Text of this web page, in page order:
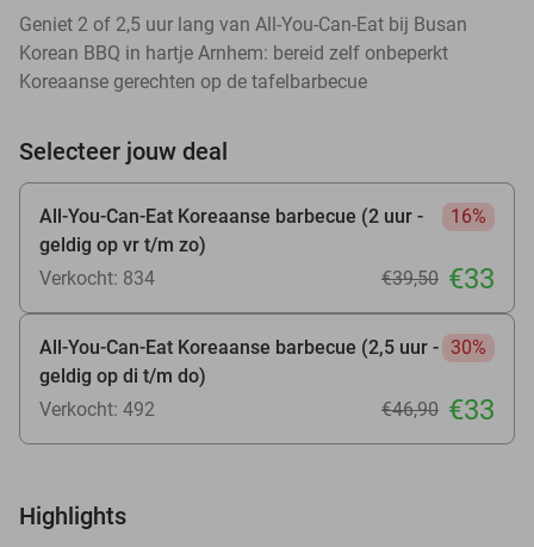
Geniet 2 of 2,5 uur lang van All-You-Can-Eat bij Busan
Korean BBQ in hartje Arnhem: bereid zelf onbeperkt
Koreaanse gerechten op de tafelbarbecue
Selecteer jouw deal
All-You-Can-Eat Koreaanse barbecue (2 uur -
geldig op vr t/m zo)
16%
Verkocht: 834 €39,50 €33
All-You-Can-Eat Koreaanse barbecue (2,5 uur -
geldig op di t/m do)
30%
Verkocht: 492 €46,90 €33
Highlights